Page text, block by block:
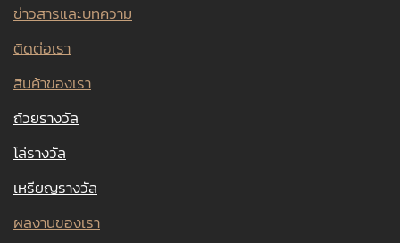
ข่าวสารและบทความ
ติดต่อเรา
สินค้าของเรา
ถ้วยรางวัล
โล่รางวัล
เหรียญรางวัล
ผลงานของเรา